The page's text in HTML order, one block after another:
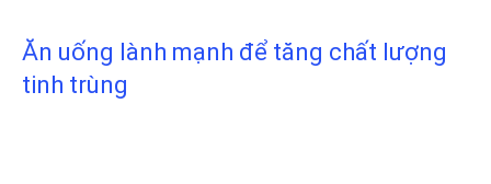
Ăn uống lành mạnh để tăng chất lượng
tinh trùng